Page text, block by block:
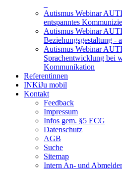
Autismus Webinar
entspanntes
Autismus Webinar
Beziehungsgestaltung -
Autismus Webinar
Sprachentwicklung bei
Kommunikation
Referentinnen
INKiJu mobil
Kontakt
Feedback
Impressum
Infos gem. §5 ECG
Datenschutz
AGB
Suche
Sitemap
Intern An- und